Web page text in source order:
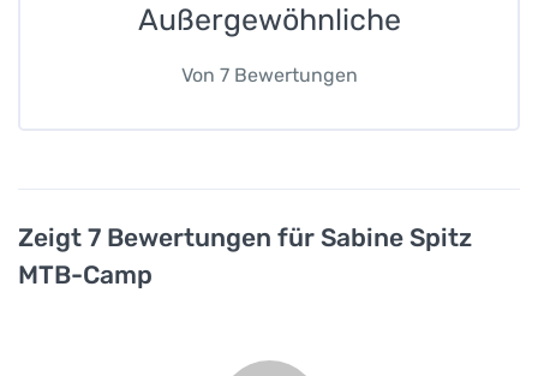
Außergewöhnliche
Von 7Bewertungen
Zeigt 7 Bewertungen für Sabine Spitz
MTB-Camp